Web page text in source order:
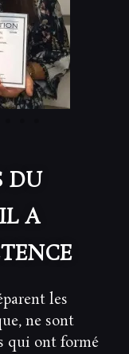
DU
A
les
ne sont
qui ont formé